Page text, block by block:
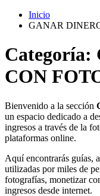
Inicio
GANAR
Categoría:
CON
Bienvenido a la sección
un espacio dedicado a
ingresos a través de la
plataformas online.
Aquí encontrarás guías,
utilizadas por miles de
fotografías, monetizar
ingresos desde internet.